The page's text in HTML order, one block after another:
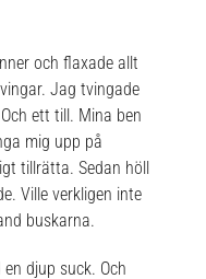
och flaxade allt
Jag tvingade
ett till. Mina ben
mig upp på
tillrätta. Sedan höll
Ville verkligen inte
buskarna.
djup suck. Och